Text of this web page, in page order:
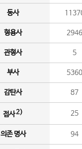
동사
형용사 2946
관형사 5
부사 5360
감탄사 87
접사2) 25
의존 명사 94